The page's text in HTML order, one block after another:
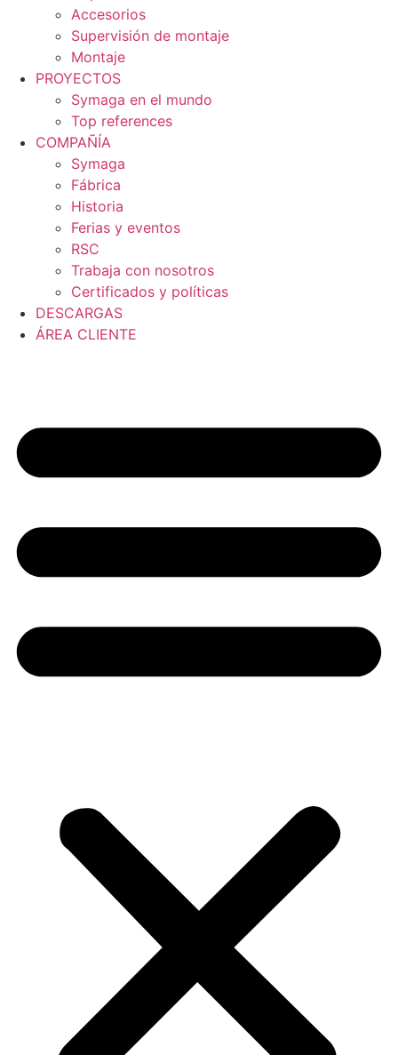
Accesorios
Supervisión de montaje
Montaje
PROYECTOS
Symaga en el mundo
Top references
COMPAÑÍA
Symaga
Fábrica
Historia
Ferias y eventos
RSC
Trabaja con nosotros
Certificados y políticas
DESCARGAS
ÁREA CLIENTE